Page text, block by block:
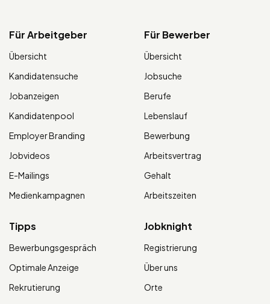
Für Arbeitgeber
Übersicht
Kandidatensuche
Jobanzeigen
Kandidatenpool
Employer Branding
Jobvideos
E-Mailings
Medienkampagnen
Für Bewerber
Übersicht
Jobsuche
Berufe
Lebenslauf
Bewerbung
Arbeitsvertrag
Gehalt
Arbeitszeiten
Tipps
Bewerbungsgespräch
Optimale Anzeige
Rekrutierung
Jobknight
Registrierung
Über uns
Orte